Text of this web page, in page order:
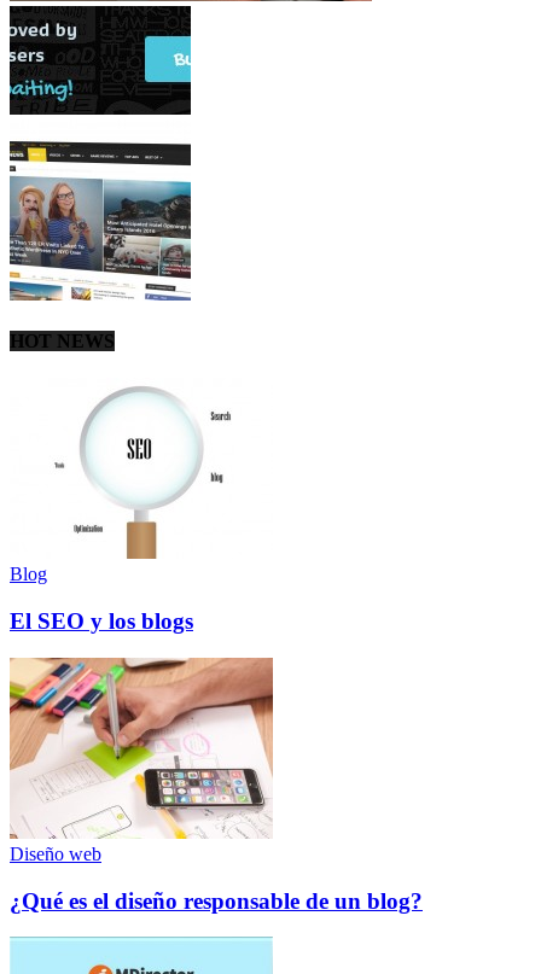
HOT NEWS
Blog
El SEO y los blogs
Diseño web
¿Qué es el diseño responsable de un blog?